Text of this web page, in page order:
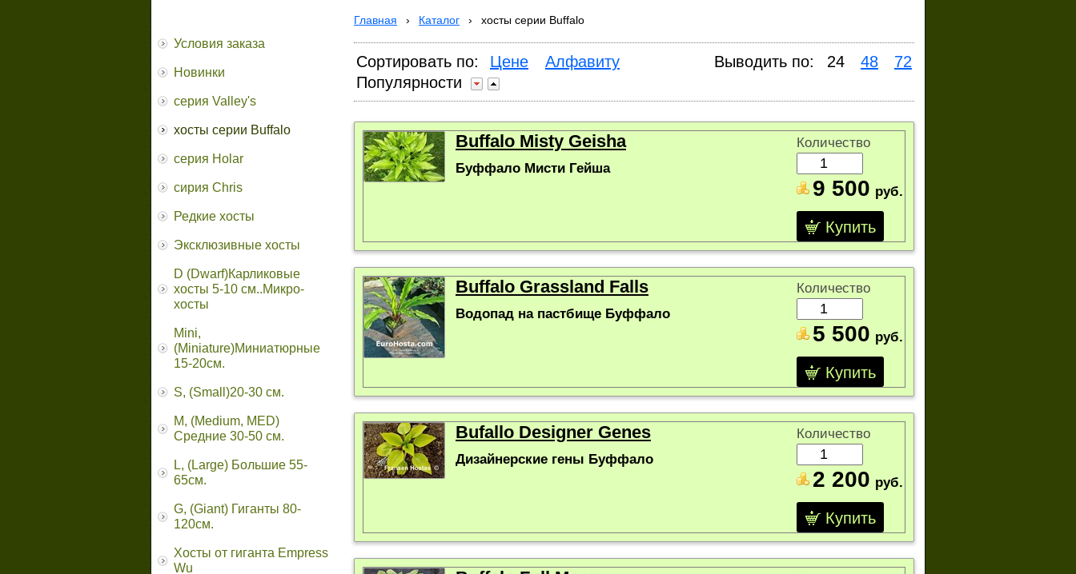
Условия заказа
Новинки
серия Valley's
хосты серии Buffalo
серия Holar
сирия Chris
Редкие хосты
Эксклюзивные хосты
D (Dwarf)Карликовые
хосты 5-10 см..Микро-
хосты
Mini,
(Miniature)Миниатюрные
15-20см.
S, (Small)20-30 см.
M, (Medium, MED)
Средние 30-50 см.
L, (Large) Большие 55-
65cм.
G, (Giant) Гиганты 80-
120см.
Хосты от гиганта Empress
Wu
Главная › Каталог › хосты серии Buffalo
Выводить по: 24 48 72
Сортировать по: Цене
Алфавиту
Популярности
Buffalo Misty Geisha
Буффало Мисти Гейша
Количество
9 500 руб.
Купить
Buffalo Grassland Falls
Водопад на пастбище Буффало
Количество
5 500 руб.
Купить
Bufallo Designer Genes
Дизайнерские гены Буффало
Количество
2 200 руб.
Купить